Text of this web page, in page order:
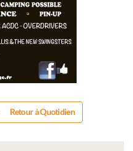
Retour à Quotidien